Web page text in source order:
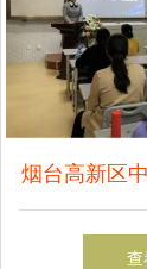
烟台高新区
术应用能力
查